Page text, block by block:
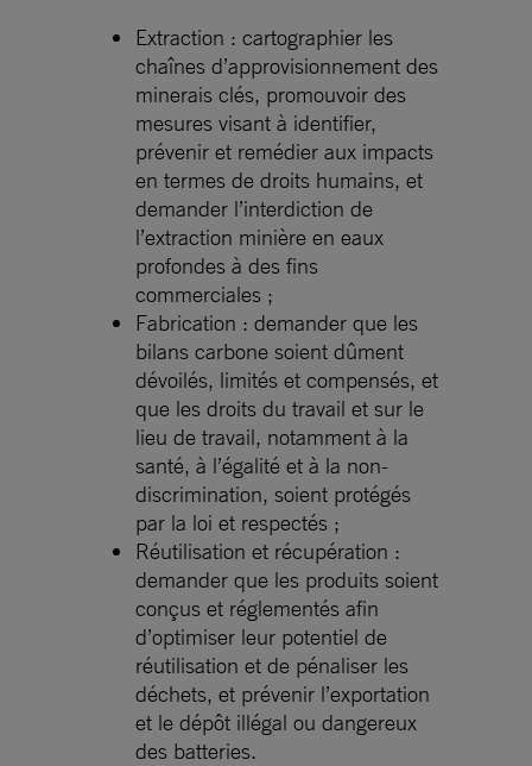
Extraction : cartographier les
chaînes d’approvisionnement des
minerais clés, promouvoir des
mesures visant à identifier,
prévenir et remédier aux impacts
en termes de droits humains, et
demander l’interdiction de
l’extraction minière en eaux
profondes à des fins
commerciales ;
Fabrication : demander que les
bilans carbone soient dûment
dévoilés, limités et compensés, et
que les droits du travail et sur le
lieu de travail, notamment à la
santé, à l’égalité et à la non-
discrimination, soient protégés
par la loi et respectés ;
Réutilisation et récupération :
demander que les produits soient
conçus et réglementés afin
d’optimiser leur potentiel de
réutilisation et de pénaliser les
déchets, et prévenir l’exportation
et le dépôt illégal ou dangereux
des batteries.